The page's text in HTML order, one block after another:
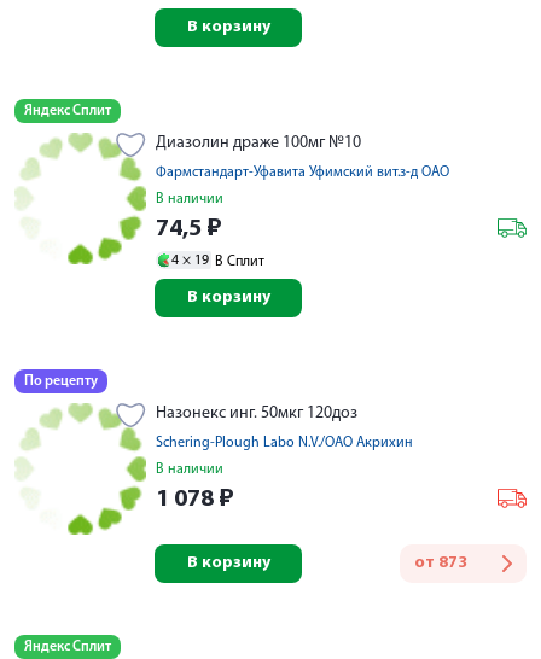
В корзину
Яндекс Сплит
Диазолин драже 100мг №10
Фармстандарт-Уфавита Уфимский вит.з-д ОАО
В наличии
74,5 ₽
4 × 19 В Сплит
В корзину
По рецепту
Назонекс инг. 50мкг 120доз
Schering-Plough Labo N.V./ОАО Акрихин
В наличии
1 078 ₽
от 873
В корзину
Яндекс Сплит